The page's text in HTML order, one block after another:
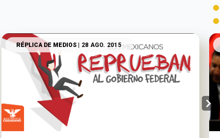
RÉPLICA DE MEDIOS | 28 AGO. 2015